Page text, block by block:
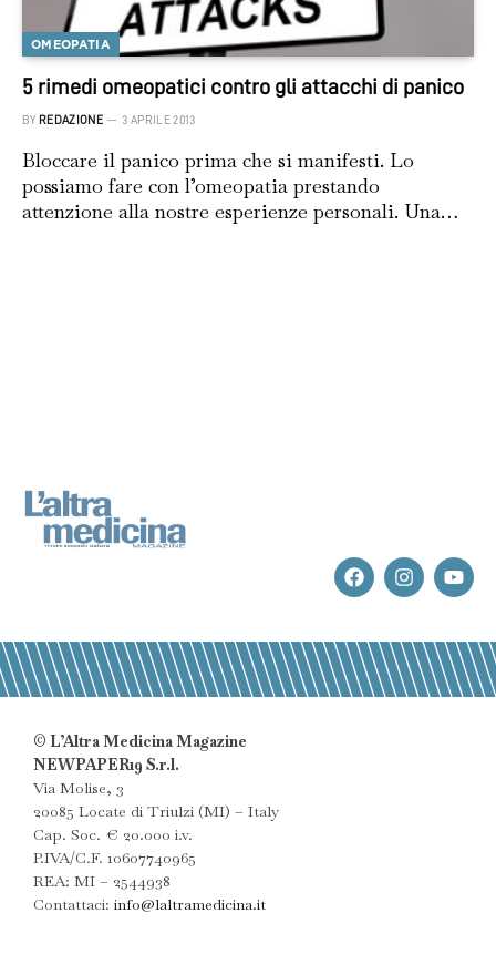
OMEOPATIA
5 rimedi omeopatici contro gli attacchi di panico
BY REDAZIONE 3 APRILE 2013
Bloccare il panico prima che si manifesti. Lo
possiamo fare con l’omeopatia prestando
attenzione alla nostre esperienze personali. Una…
© L’Altra Medicina Magazine
NEWPAPER19 S.r.l.
Via Molise, 3
20085 Locate di Triulzi (MI) – Italy
Cap. Soc. € 20.000 i.v.
P.IVA/C.F. 10607740965
REA: MI – 2544938
Contattaci: info@laltramedicina.it